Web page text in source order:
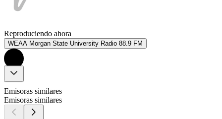
Reproduciendo ahora
WEAA Morgan State University Radio 88.9 FM
Emisoras similares
Emisoras similares